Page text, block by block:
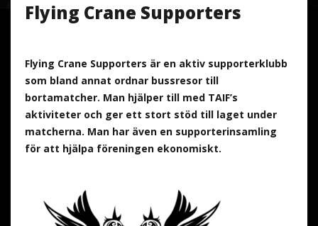
Flying Crane Supporters
Flying Crane Supporters är en aktiv supporterklubb
som bland annat ordnar bussresor till
bortamatcher. Man hjälper till med TAIF’s
aktiviteter och ger ett stort stöd till laget under
matcherna. Man har även en supporterinsamling
för att hjälpa föreningen ekonomiskt.